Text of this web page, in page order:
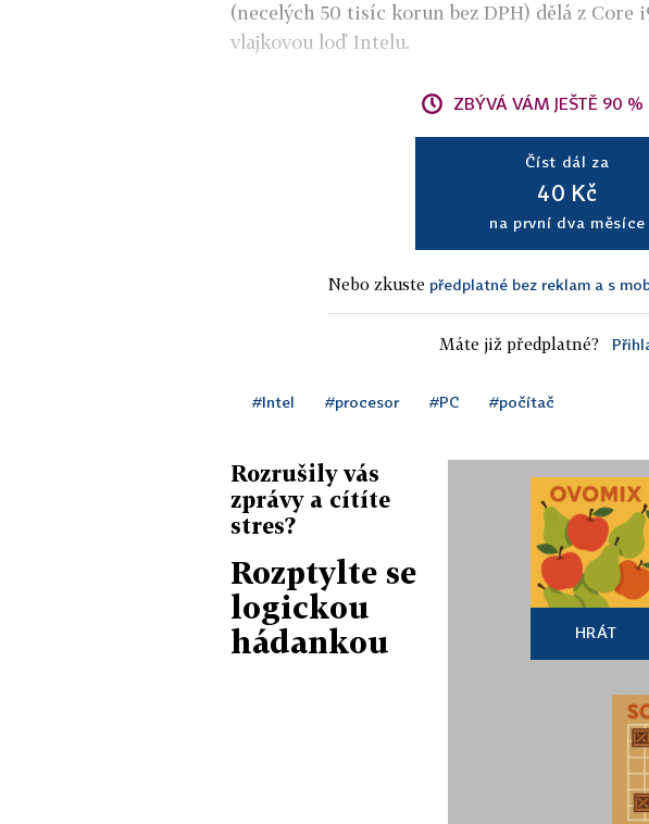
(necelých 50 tisíc korun bez DPH) dělá z Core
vlajkovou loď Intelu.
ZBÝVÁ VÁM JEŠTĚ 90 %
Číst dál za
40 Kč
na první dva měsíce
Nebo zkuste předplatné bez reklam a s
Máte již předplatné?
#Intel #procesor #PC #počítač
Rozrušily vás
zprávy a cítíte
stres?
Rozptylte se
logickou
hádankou
HRÁT